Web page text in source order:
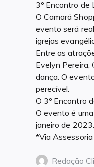
3º Encontro
O Camará
evento será
igrejas
Entre as
Evelyn Pereira,
dança. O
perecível.
O 3º Encontro
O evento é
janeiro de 2023.
*Via Assessoria
Redação